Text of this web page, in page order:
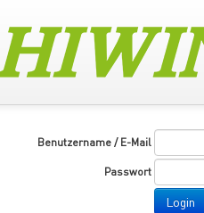
Benutzername / E-Mail
Passwort
Login